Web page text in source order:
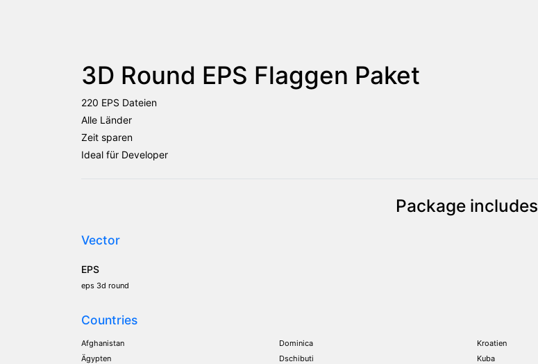
3D Round EPS Flaggen Paket
220 EPS Dateien
Alle Länder
Zeit sparen
Ideal für Developer
Package includes
Vector
EPS
eps 3d round
Countries
Afghanistan
Ägypten
Dominica
Dschibuti
Kroatien
Kuba